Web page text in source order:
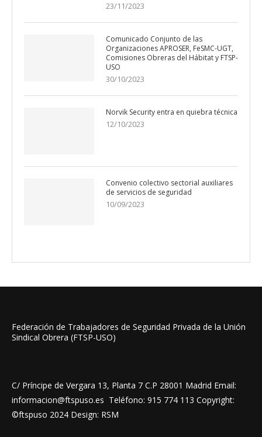
23/11/2023
Comunicado Conjunto de las
Organizaciones APROSER, FeSMC-UGT,
Comisiones Obreras del Hábitat y FTSP-
USO
30/10/2023
Norvik Security entra en quiebra técnica
12/10/2023
Convenio colectivo sectorial auxiliares
de servicios de seguridad
10/09/2023
Federación de Trabajadores de Seguridad Privada de la Unión
Sindical Obrera (FTSP-USO)
C/ Príncipe de Vergara 13, Planta 7 C.P 28001 Madrid Email:
informacion@ftspuso.es Teléfono: 915 774 113 Copyright:
©ftspuso 2024 Design: RSM